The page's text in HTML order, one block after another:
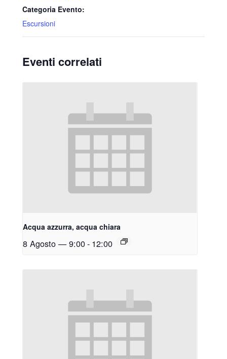
Categoria Evento:
Escursioni
Eventi correlati
Acqua azzurra, acqua chiara
8 Agosto — 9:00- 12:00